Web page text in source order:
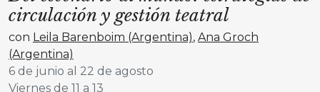
circulación y gestión teatral
con Leila Barenboim (Argentina), Ana Groch
(Argentina)
6 de junio al 22 de agosto
Viernes de 11 a 13